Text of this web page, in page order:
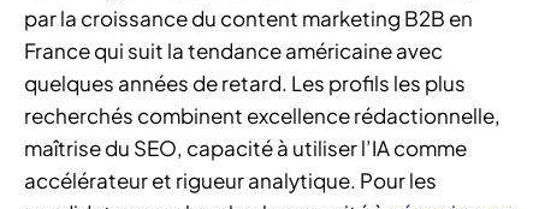
par la croissance du content marketing B2B en
France qui suit la tendance américaine avec
quelques années de retard. Les profils les plus
recherchés combinent excellence rédactionnelle,
maîtrise du SEO, capacité à utiliser l’IA comme
accélérateur et rigueur analytique. Pour les